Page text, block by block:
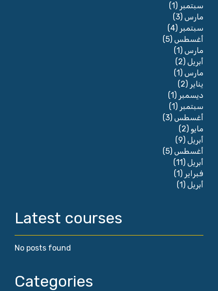
سبتمبر (1)
مارس (3)
سبتمبر (4)
أغسطس (5)
مارس (1)
أبريل (2)
مارس (1)
يناير (2)
ديسمبر (1)
سبتمبر (1)
أغسطس (3)
مايو (2)
أبريل (9)
أغسطس (5)
أبريل (11)
فبراير (1)
أبريل (1)
Latest courses
No posts found
Categories